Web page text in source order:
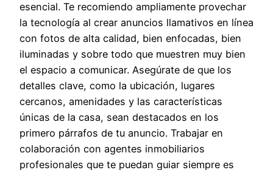
esencial. Te recomiendo ampliamente provechar
la tecnología al crear anuncios llamativos en línea
con fotos de alta calidad, bien enfocadas, bien
iluminadas y sobre todo que muestren muy bien
el espacio a comunicar. Asegúrate de que los
detalles clave, como la ubicación, lugares
cercanos, amenidades y las características
únicas de la casa, sean destacados en los
primero párrafos de tu anuncio. Trabajar en
colaboración con agentes inmobiliarios
profesionales que te puedan guiar siempre es